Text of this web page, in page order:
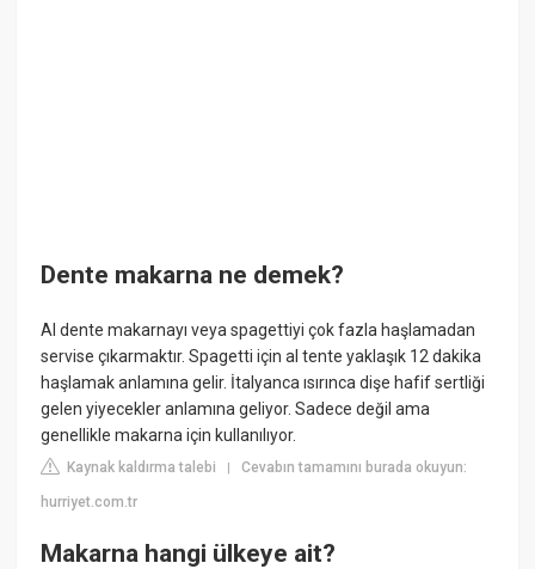
Dente makarna ne demek?
Al dente makarnayı veya spagettiyi çok fazla haşlamadan
servise çıkarmaktır. Spagetti için al tente yaklaşık 12 dakika
haşlamak anlamına gelir. İtalyanca ısırınca dişe hafif sertliği
gelen yiyecekler anlamına geliyor. Sadece değil ama
genellikle makarna için kullanılıyor.
Kaynak kaldırma talebi |Cevabın tamamını burada okuyun:
hurriyet.com.tr
Makarna hangi ülkeye ait?